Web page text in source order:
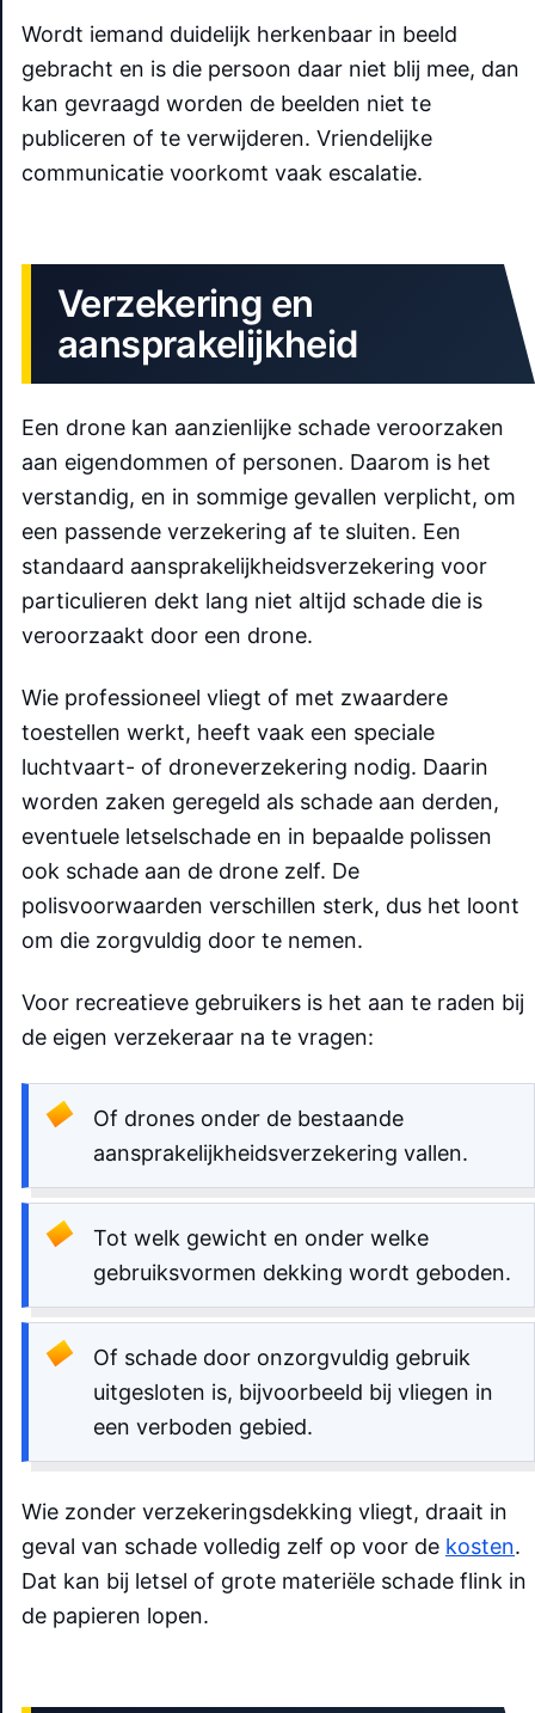
Wordt iemand duidelijk herkenbaar in beeld
gebracht en is die persoon daar niet blij mee, dan
kan gevraagd worden de beelden niet te
publiceren of te verwijderen. Vriendelijke
communicatie voorkomt vaak escalatie.
Verzekering en
aansprakelijkheid
Een drone kan aanzienlijke schade veroorzaken
aan eigendommen of personen. Daarom is het
verstandig, en in sommige gevallen verplicht, om
een passende verzekering af te sluiten. Een
standaard aansprakelijkheidsverzekering voor
particulieren dekt lang niet altijd schade die is
veroorzaakt door een drone.
Wie professioneel vliegt of met zwaardere
toestellen werkt, heeft vaak een speciale
luchtvaart- of droneverzekering nodig. Daarin
worden zaken geregeld als schade aan derden,
eventuele letselschade en in bepaalde polissen
ook schade aan de drone zelf. De
polisvoorwaarden verschillen sterk, dus het loont
om die zorgvuldig door te nemen.
Voor recreatieve gebruikers is het aan te raden bij
de eigen verzekeraar na te vragen:
Of drones onder de bestaande
aansprakelijkheidsverzekering vallen.
Tot welk gewicht en onder welke
gebruiksvormen dekking wordt geboden.
Of schade door onzorgvuldig gebruik
uitgesloten is, bijvoorbeeld bij vliegen in
een verboden gebied.
Wie zonder verzekeringsdekking vliegt, draait in
geval van schade volledig zelf op voor de kosten.
Dat kan bij letsel of grote materiële schade flink in
de papieren lopen.